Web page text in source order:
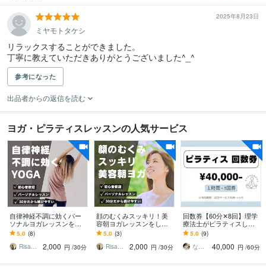
2025年8月23日
ミヤモトタケシ
リラックスすることができました。
丁寧に教えていただきありがとうございました^_^
参考になった
出品者からの返信を読む
ヨガ・ピラティスレッスンの人気サービス
自律神経不調に効くパー
ソナルヨガレッスンをし
ます ヨガ•ピラティス講師
歴6年、現役整体師による
30分レッスン
5.0 (8)
RisaPiraYoga
2,000 円 /30分
顔のむくみスッキリ！美
容朝ヨガレッスンをしま
す ヨガ•ピラティス講師歴
6年、現役整体師による30
分レッスン
5.0 (3)
RisaPiraYoga
2,000 円 /30分
回数券【60分✕8回】理学
療法士がピラティスしま
す \からだの専門家（理学
療法士）考案/ パーソナル
ピラテイス
5.0 (9)
ななみ｜理学療法士×ヨガ×ピラティス
40,000 円 /60分